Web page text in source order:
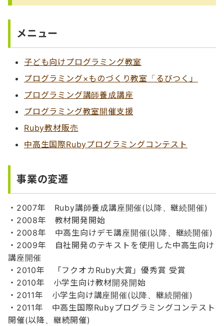
メニュー
子ども向けプログラミング教室
プログラミング×ものづくり教室「るびつく」
プログラミング講師養成講座
プログラミング教室開催支援
Ruby教材販売
中高生国際Rubyプログラミングコンテスト
事業の変遷
・2007年 Ruby講師養成講座開催(以降、継続開催)
・2008年 教材開発開始
・2008年 中高生向けデモ講座開催(以降、継続開催)
・2009年 自社開発のテキストを使用した中高生向け
講座開催
・2010年 「フクオカRuby大賞」優秀賞 受賞
・2010年 小学生向け教材開発開始
・2011年 小学生向け講座開催(以降、継続開催)
・2011年 中高生国際Rubyプログラミングコンテスト
開催(以降、継続開催)